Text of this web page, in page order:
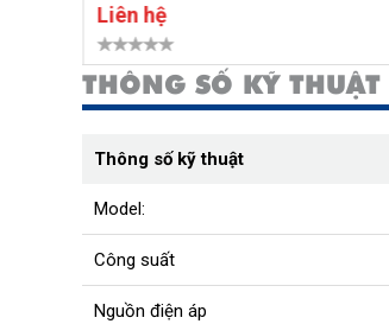
Liên hệ
THÔNG SỐ KỸ THUẬT
Thông số kỹ thuật
Model:
Công suất
Nguồn điện áp